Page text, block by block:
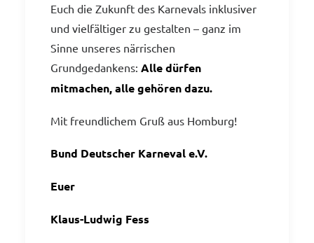
Euch die Zukunft des Karnevals inklusiver
und vielfältiger zu gestalten – ganz im
Sinne unseres närrischen
Grundgedankens: Alle dürfen
mitmachen, alle gehören dazu.
Mit freundlichem Gruß aus Homburg!
Bund Deutscher Karneval e.V.
Euer
Klaus-Ludwig Fess